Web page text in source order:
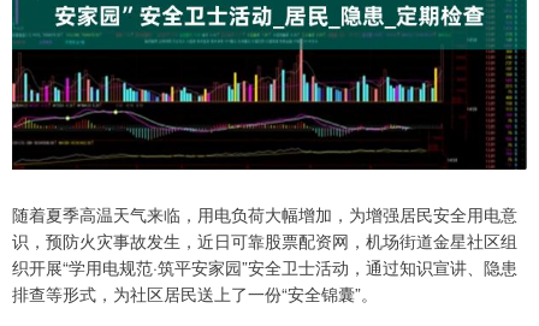
随着夏季高温天气来临，用电负荷大幅增加，为增强居民安全用电意
识，预防火灾事故发生，近日可靠股票配资网，机场街道金星社区组
织开展“学用电规范·筑平安家园”安全卫士活动，通过知识宣讲、隐患
排查等形式，为社区居民送上了一份“安全锦囊”。